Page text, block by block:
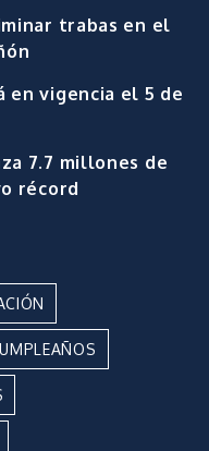
trabas en el
en vigencia el 5 de
7.7 millones de
récord